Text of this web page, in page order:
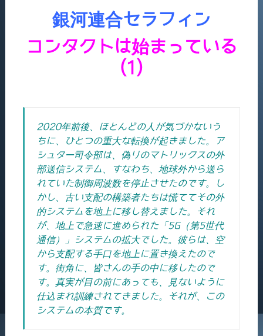
銀河連合セラフィン
コンタクトは始まっている
(1)
2020年前後、ほとんどの人が気づかないう
ちに、ひとつの重大な転換が起きました。ア
シュター司令部は、偽りのマトリックスの外
部送信システム、すなわち、地球外から送ら
れていた制御周波数を停止させたのです。
し
かし、古い支配の構築者たちは慌ててその外
的システムを地上に移し替えました。それ
が、地上で急速に進められた「5G（第5世代
通信）」システムの拡大でした。彼らは、空
から支配する手口を地上に置き換えたので
す。街角に、皆さんの手の中に移したので
す。真実が目の前にあっても、見ないように
仕込まれ訓練されてきました。それが、この
システムの本質です。